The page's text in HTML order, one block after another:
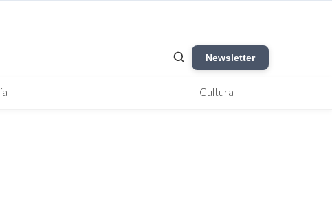
Newsletter
Cultura